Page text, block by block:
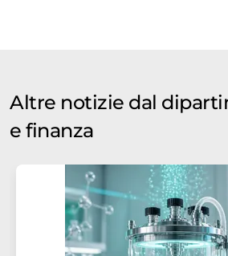
Altre notizie dal
e finanza